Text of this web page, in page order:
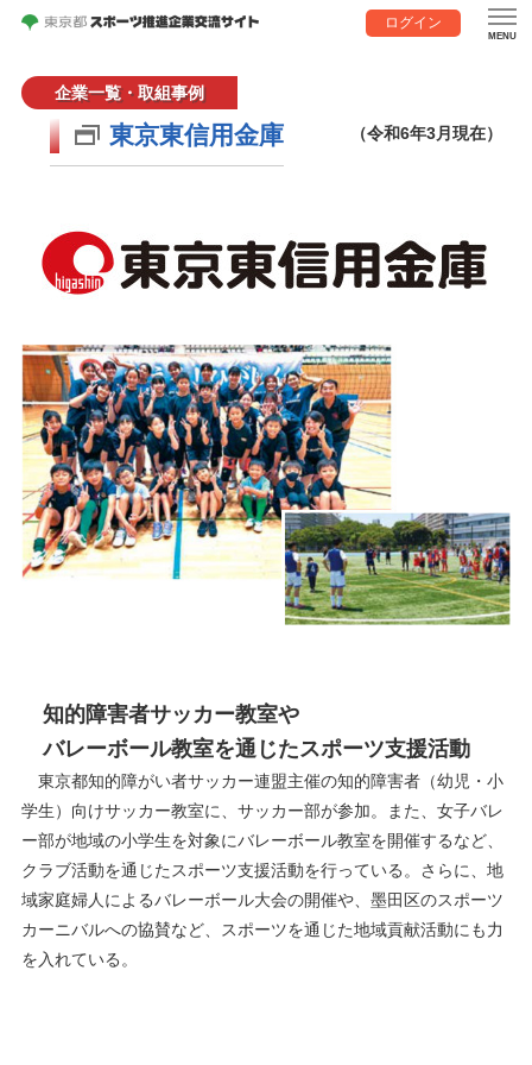
ログイン
企業一覧・取組事例
東京東信用金庫 （令和6年3月現在）
知的障害者サッカー教室や
バレーボール教室を通じたスポーツ支援活動
東京都知的障がい者サッカー連盟主催の知的障害者（幼児・小
学生）向けサッカー教室に、サッカー部が参加。また、女子バレ
ー部が地域の小学生を対象にバレーボール教室を開催するなど、
クラブ活動を通じたスポーツ支援活動を行っている。さらに、地
域家庭婦人によるバレーボール大会の開催や、墨田区のスポーツ
カーニバルへの協賛など、スポーツを通じた地域貢献活動にも力
を入れている。